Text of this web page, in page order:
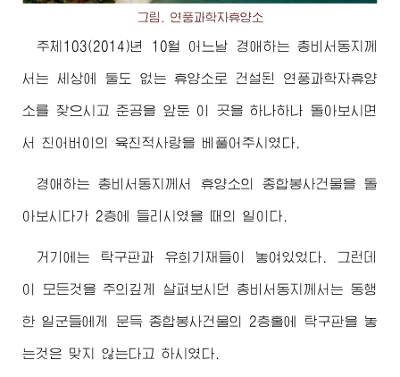
그림. 연풍과학자휴양소
주체103(2014)년 10월 어느날 경애하는 총비서동지 께
서는 세상에 둘도 없는 휴양소로 건설된 연풍과학자휴양
소를 찾으시고 준공을 앞둔 이 곳을 하나하나 돌아보시면
서 친 어버이 의 육친적사랑을 베풀어주시였다.
경애하는 총비서동지 께서 휴양소의 종합봉사건물을 돌
아보시다가 2층에 들리시였을 때의 일이다.
거기에는 탁구판과 유희기재들이 놓여있었다. 그런데
이 모든것을 주의깊게 살펴보시던총비서동지 께서는 동행
한 일군들에게 문득 종합봉사건물의 2층홀에 탁구판을 놓
는것은 맞지 않는다고 하시였다.